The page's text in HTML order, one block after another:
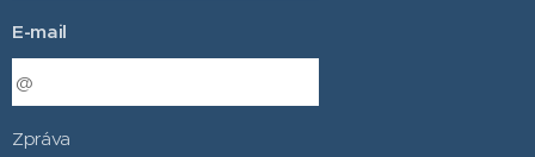
E-mail
Zpráva